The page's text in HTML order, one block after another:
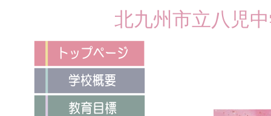
北九州市立八児